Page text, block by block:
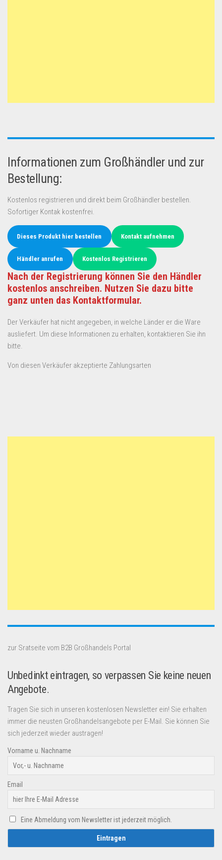
Informationen zum Großhändler und zur
Bestellung:
Kostenlos registrieren und direkt beim Großhändler bestellen.
Sofortiger Kontak kostenfrei.
Dieses Produkt hier bestellen Kontakt aufnehmen
Händler anrufen Kostenlos Registrieren
Nach der Registrierung können Sie den Händler
kostenlos anschreiben. Nutzen Sie dazu bitte
ganz unten das Kontaktformular.
Der Verkäufer hat nicht angegeben, in welche Länder er die Ware
ausliefert. Um diese Informationen zu erhalten, kontaktieren Sie ihn
bitte.
Von diesen Verkäufer akzeptierte Zahlungsarten
zur Sratseite vom B2B Großhandels Portal
Unbedinkt eintragen, so verpassen Sie keine neuen
Angebote.
Tragen Sie sich in unseren kostenlosen Newsletter ein! Sie erhalten
immer die neusten Großhandelsangebote per E-Mail. Sie können Sie
sich jederzeit wieder austragen!
Vorname u. Nachname
Email
Eine Abmeldung vom Newsletter ist jederzeit möglich.